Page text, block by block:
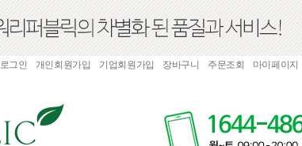
로그인 개인회원가입 기업회원가입 장바구니 주문조회 마이페이지